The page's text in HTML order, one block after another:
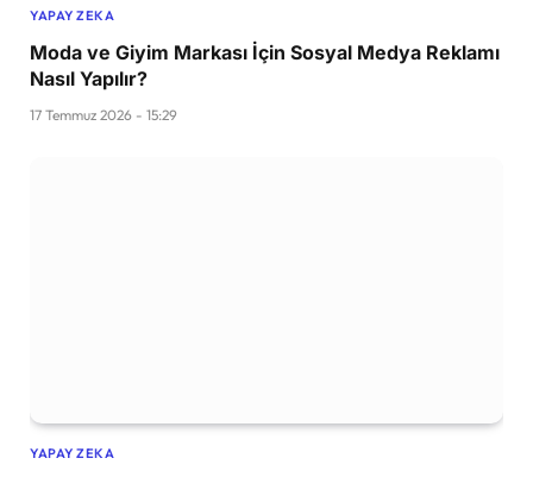
YAPAY ZEKA
Moda ve Giyim Markası İçin Sosyal Medya Reklamı
Nasıl Yapılır?
17 Temmuz 2026 - 15:29
YAPAY ZEKA